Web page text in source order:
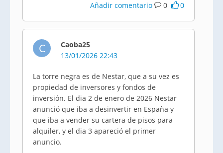
Añadir comentario 0 0
C
Caoba25
13/01/2026 22:43
La torre negra es de Nestar, que a su vez es
propiedad de inversores y fondos de
inversión. El dia 2 de enero de 2026 Nestar
anunció que iba a desinvertir en España y
que iba a vender su cartera de pisos para
alquiler, y el dia 3 apareció el primer
anuncio.